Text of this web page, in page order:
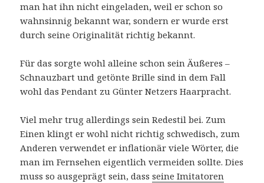
man hat ihn nicht eingeladen, weil er schon so
wahnsinnig bekannt war, sondern er wurde erst
durch seine Originalität richtig bekannt.
Für das sorgte wohl alleine schon sein Äußeres –
Schnauzbart und getönte Brille sind in dem Fall
wohl das Pendant zu Günter Netzers Haarpracht.
Viel mehr trug allerdings sein Redestil bei. Zum
Einen klingt er wohl nicht richtig schwedisch, zum
Anderen verwendet er inflationär viele Wörter, die
man im Fernsehen eigentlich vermeiden sollte. Dies
muss so ausgeprägt sein, dassseine Imitatoren